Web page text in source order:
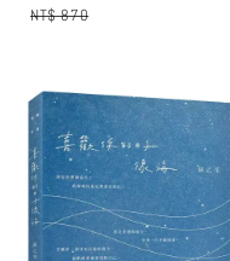
price
NT$ 870